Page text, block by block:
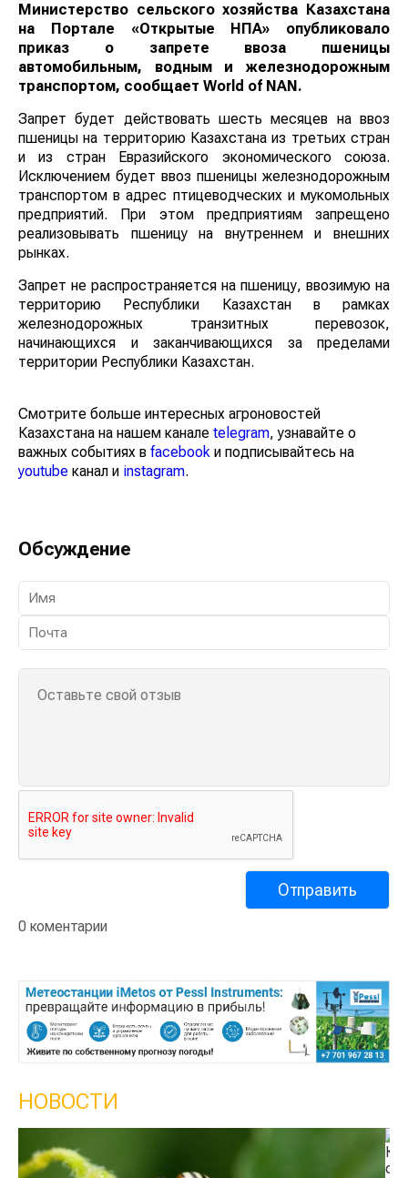
Министерство сельского хозяйства Казахстана
на Портале «Открытые НПА» опубликовало
приказ о запрете ввоза пшеницы
автомобильным, водным и железнодорожным
транспортом, сообщает World of NAN .
Запрет будет действовать шесть месяцев на ввоз
пшеницы на территорию Казахстана из третьих стран
и из стран Евразийского экономического союза.
Исключением будет ввоз пшеницы железнодорожным
транспортом в адрес птицеводческих и мукомольных
предприятий. При этом предприятиям запрещено
реализовывать пшеницу на внутреннем и внешних
рынках.
Запрет не распространяется на пшеницу, ввозимую на
территорию Республики Казахстан в рамках
железнодорожных транзитных перевозок,
начинающихся и заканчивающихся за пределами
территории Республики Казахстан.
Смотрите больше интересных агроновостей
Казахстана на нашем канале telegram, узнавайте о
важных событиях в facebook и подписывайтесь на
youtube канал и instagram.
Обсуждение
0 коментарии
НОВОСТИ
Кыргызстан обошел Казахстан по темпам роста
сельского хозяйства